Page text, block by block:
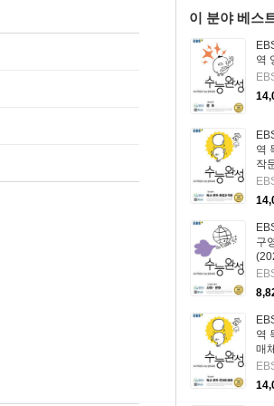
이 분야 베스
역
역
작
구
역
매